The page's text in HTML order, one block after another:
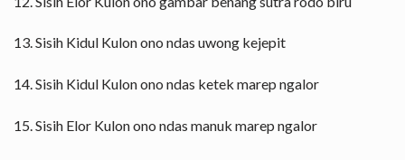
13. Sisih Kidul Kulon ono ndas uwong kejepit
14. Sisih Kidul Kulon ono ndas ketek marep ngalor
15. Sisih Elor Kulon ono ndas manuk marep ngalor